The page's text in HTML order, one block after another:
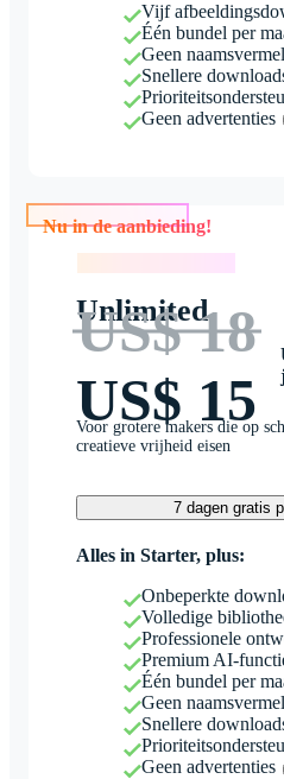
Vijf
Één bundel per
Geen
Snellere
Geen advertenties
Nu in de aanbieding!
Unlimited
US$ 18
US$ 15
Voor grotere makers die op
creatieve vrijheid eisen
7 dagen gratis
Alles in Starter, plus:
Onbeperkte
Volledige
Professionele
Premium AI-
Één bundel per
Geen
Snellere
Geen advertenties